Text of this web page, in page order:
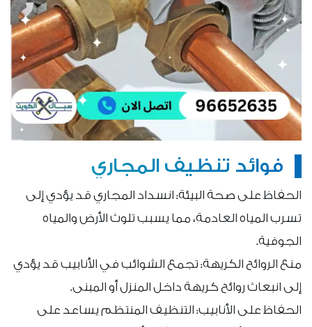
فوائد تنظيف المجاري
الحفاظ على صحة البيئة: انسداد المجاري قد يؤدي إلى
تسرب المياه العادمة، مما يسبب تلوث الأرض والمياه
الجوفية.
منع الروائح الكريهة: تجمع الشوائب في الأنابيب قد يؤدي
إلى انبعاث روائح كريهة داخل المنزل أو المبنى.
الحفاظ على الأنابيب: التنظيف المنتظم يساعد على